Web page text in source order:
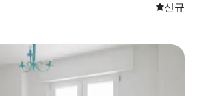
신규 숙소
신규